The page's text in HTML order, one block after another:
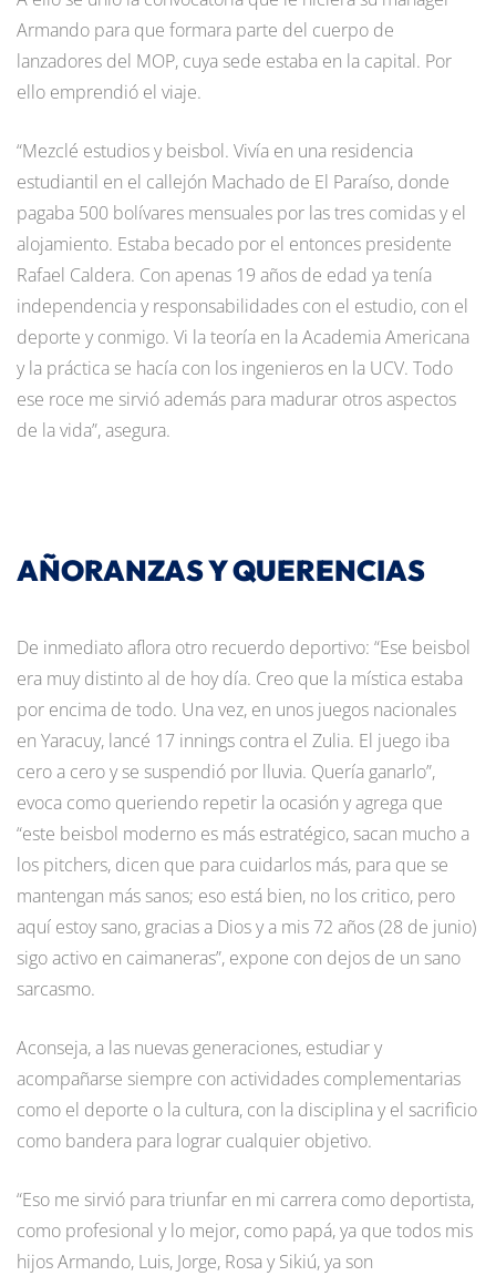
Armando para que formara parte del cuerpo de
lanzadores del MOP, cuya sede estaba en la capital. Por
ello emprendió el viaje.
“Mezclé estudios y beisbol. Vivía en una residencia
estudiantil en el callejón Machado de El Paraíso, donde
pagaba 500 bolívares mensuales por las tres comidas y el
alojamiento. Estaba becado por el entonces presidente
Rafael Caldera. Con apenas 19 años de edad ya tenía
independencia y responsabilidades con el estudio, con el
deporte y conmigo. Vi la teoría en la Academia Americana
y la práctica se hacía con los ingenieros en la UCV. Todo
ese roce me sirvió además para madurar otros aspectos
de la vida”, asegura.
AÑORANZAS Y QUERENCIAS
De inmediato aflora otro recuerdo deportivo: “Ese beisbol
era muy distinto al de hoy día. Creo que la mística estaba
por encima de todo. Una vez, en unos juegos nacionales
en Yaracuy, lancé 17 innings contra el Zulia. El juego iba
cero a cero y se suspendió por lluvia. Quería ganarlo”,
evoca como queriendo repetir la ocasión y agrega que
“este beisbol moderno es más estratégico, sacan mucho a
los pitchers, dicen que para cuidarlos más, para que se
mantengan más sanos; eso está bien, no los critico, pero
aquí estoy sano, gracias a Dios y a mis 72 años (28 de junio)
sigo activo en caimaneras”, expone con dejos de un sano
sarcasmo.
Aconseja, a las nuevas generaciones, estudiar y
acompañarse siempre con actividades complementarias
como el deporte o la cultura, con la disciplina y el sacrificio
como bandera para lograr cualquier objetivo.
“Eso me sirvió para triunfar en mi carrera como deportista,
como profesional y lo mejor, como papá, ya que todos mis
hijos Armando, Luis, Jorge, Rosa y Sikiú, ya son